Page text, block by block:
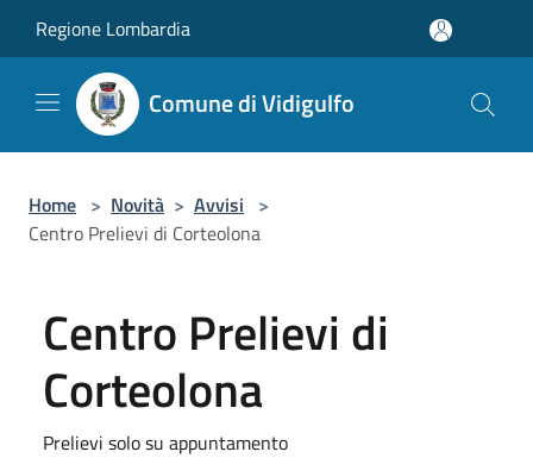
Regione Lombardia
Comune di Vidigulfo
Home > Novità > Avvisi >
Centro Prelievi di Corteolona
Centro Prelievi di
Corteolona
Prelievi solo su appuntamento